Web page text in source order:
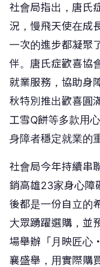
社會局指出，唐氏
況，慢飛天使在成
一次的進步都凝聚
伴。唐氏症歡喜協
就業服務，協助身
秋特別推出歡喜圓
工雪Q餅等多款用
身障者穩定就業的
社會局今年持續串
銷高雄23家身心障
後都是一份自立的
大眾踴躍選購，並
場舉辦「月映匠心
襄盛舉，用實際購